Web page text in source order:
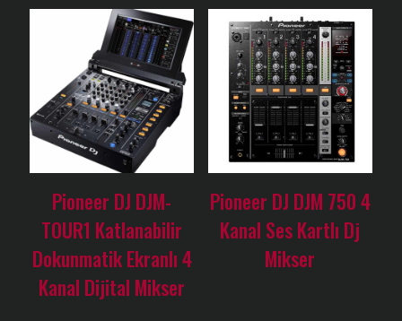
Pioneer DJ DJM-
TOUR1 Katlanabilir
Dokunmatik Ekranlı 4
Kanal Dijital Mikser
Pioneer DJ DJM 750 4
Kanal Ses Kartlı Dj
Mikser